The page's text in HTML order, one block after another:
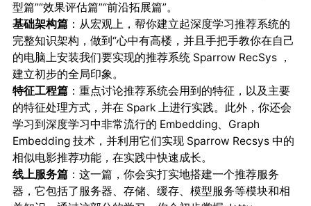
型篇”“效果评估篇”“前沿拓展篇”。
基础架构篇：从宏观上，帮你建立起深度学习推荐系统的
完整知识架构，做到“心中有高楼，并且手把手教你在自己
的电脑上安装我们要实现的推荐系统 Sparrow RecSys ，
建立初步的全局印象。
特征工程篇：重点讨论推荐系统会用到的特征，以及主要
的特征处理方式，并在 Spark 上进行实践。此外，你还会
学习到深度学习中非常流行的 Embedding、Graph
Embedding 技术，并利用它们实现 Sparrow Recsys 中的
相似电影推荐功能，在实践中快速成长。
线上服务篇：这一篇，你会实打实地搭建一个推荐服务
器，它包括了服务器、存储、缓存、模型服务等模块和相